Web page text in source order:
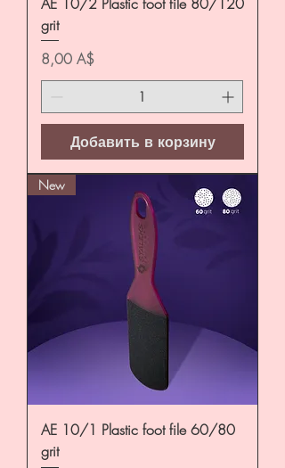
grit
Цена
8,00 A$
Добавить в корзину
New
AE 10/1 Plastic foot file 60/80
grit